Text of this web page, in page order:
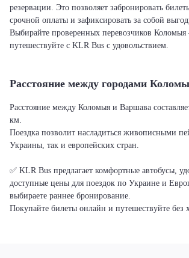
резервации. Это позволяет забронировать
срочной оплаты и зафиксировать за собой
Выбирайте проверенных перевозчиков
путешествуйте с KLR Bus с удовольствием.
Расстояние между городами
Расстояние между Коломыя и Варшава
км.
Поездка позволит насладиться живописными
Украины, так и европейских стран.
✅ KLR Bus предлагает комфортные автобусы,
доступные цены для поездок по Украине и
выбираете раннее бронирование.
Покупайте билеты онлайн и путешествуйте без